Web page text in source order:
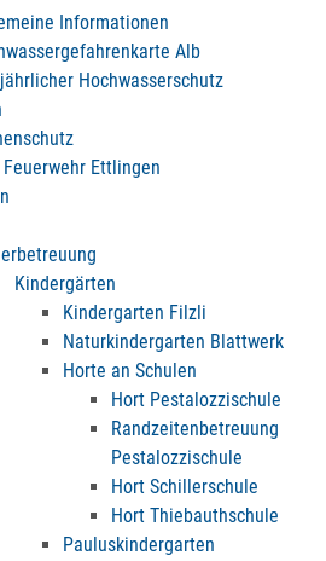
Informationen
Alb
Hochwasserschutz
Ettlingen
Kindergärten
Kindergarten Filzli
Naturkindergarten Blattwerk
Horte an Schulen
Hort Pestalozzischule
Randzeitenbetreuung
Pestalozzischule
Hort Schillerschule
Hort Thiebauthschule
Pauluskindergarten